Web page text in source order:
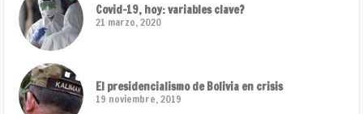
Covid-19, hoy: variables clave?
21 marzo, 2020
El presidencialismo de Bolivia en crisis
19 noviembre, 2019